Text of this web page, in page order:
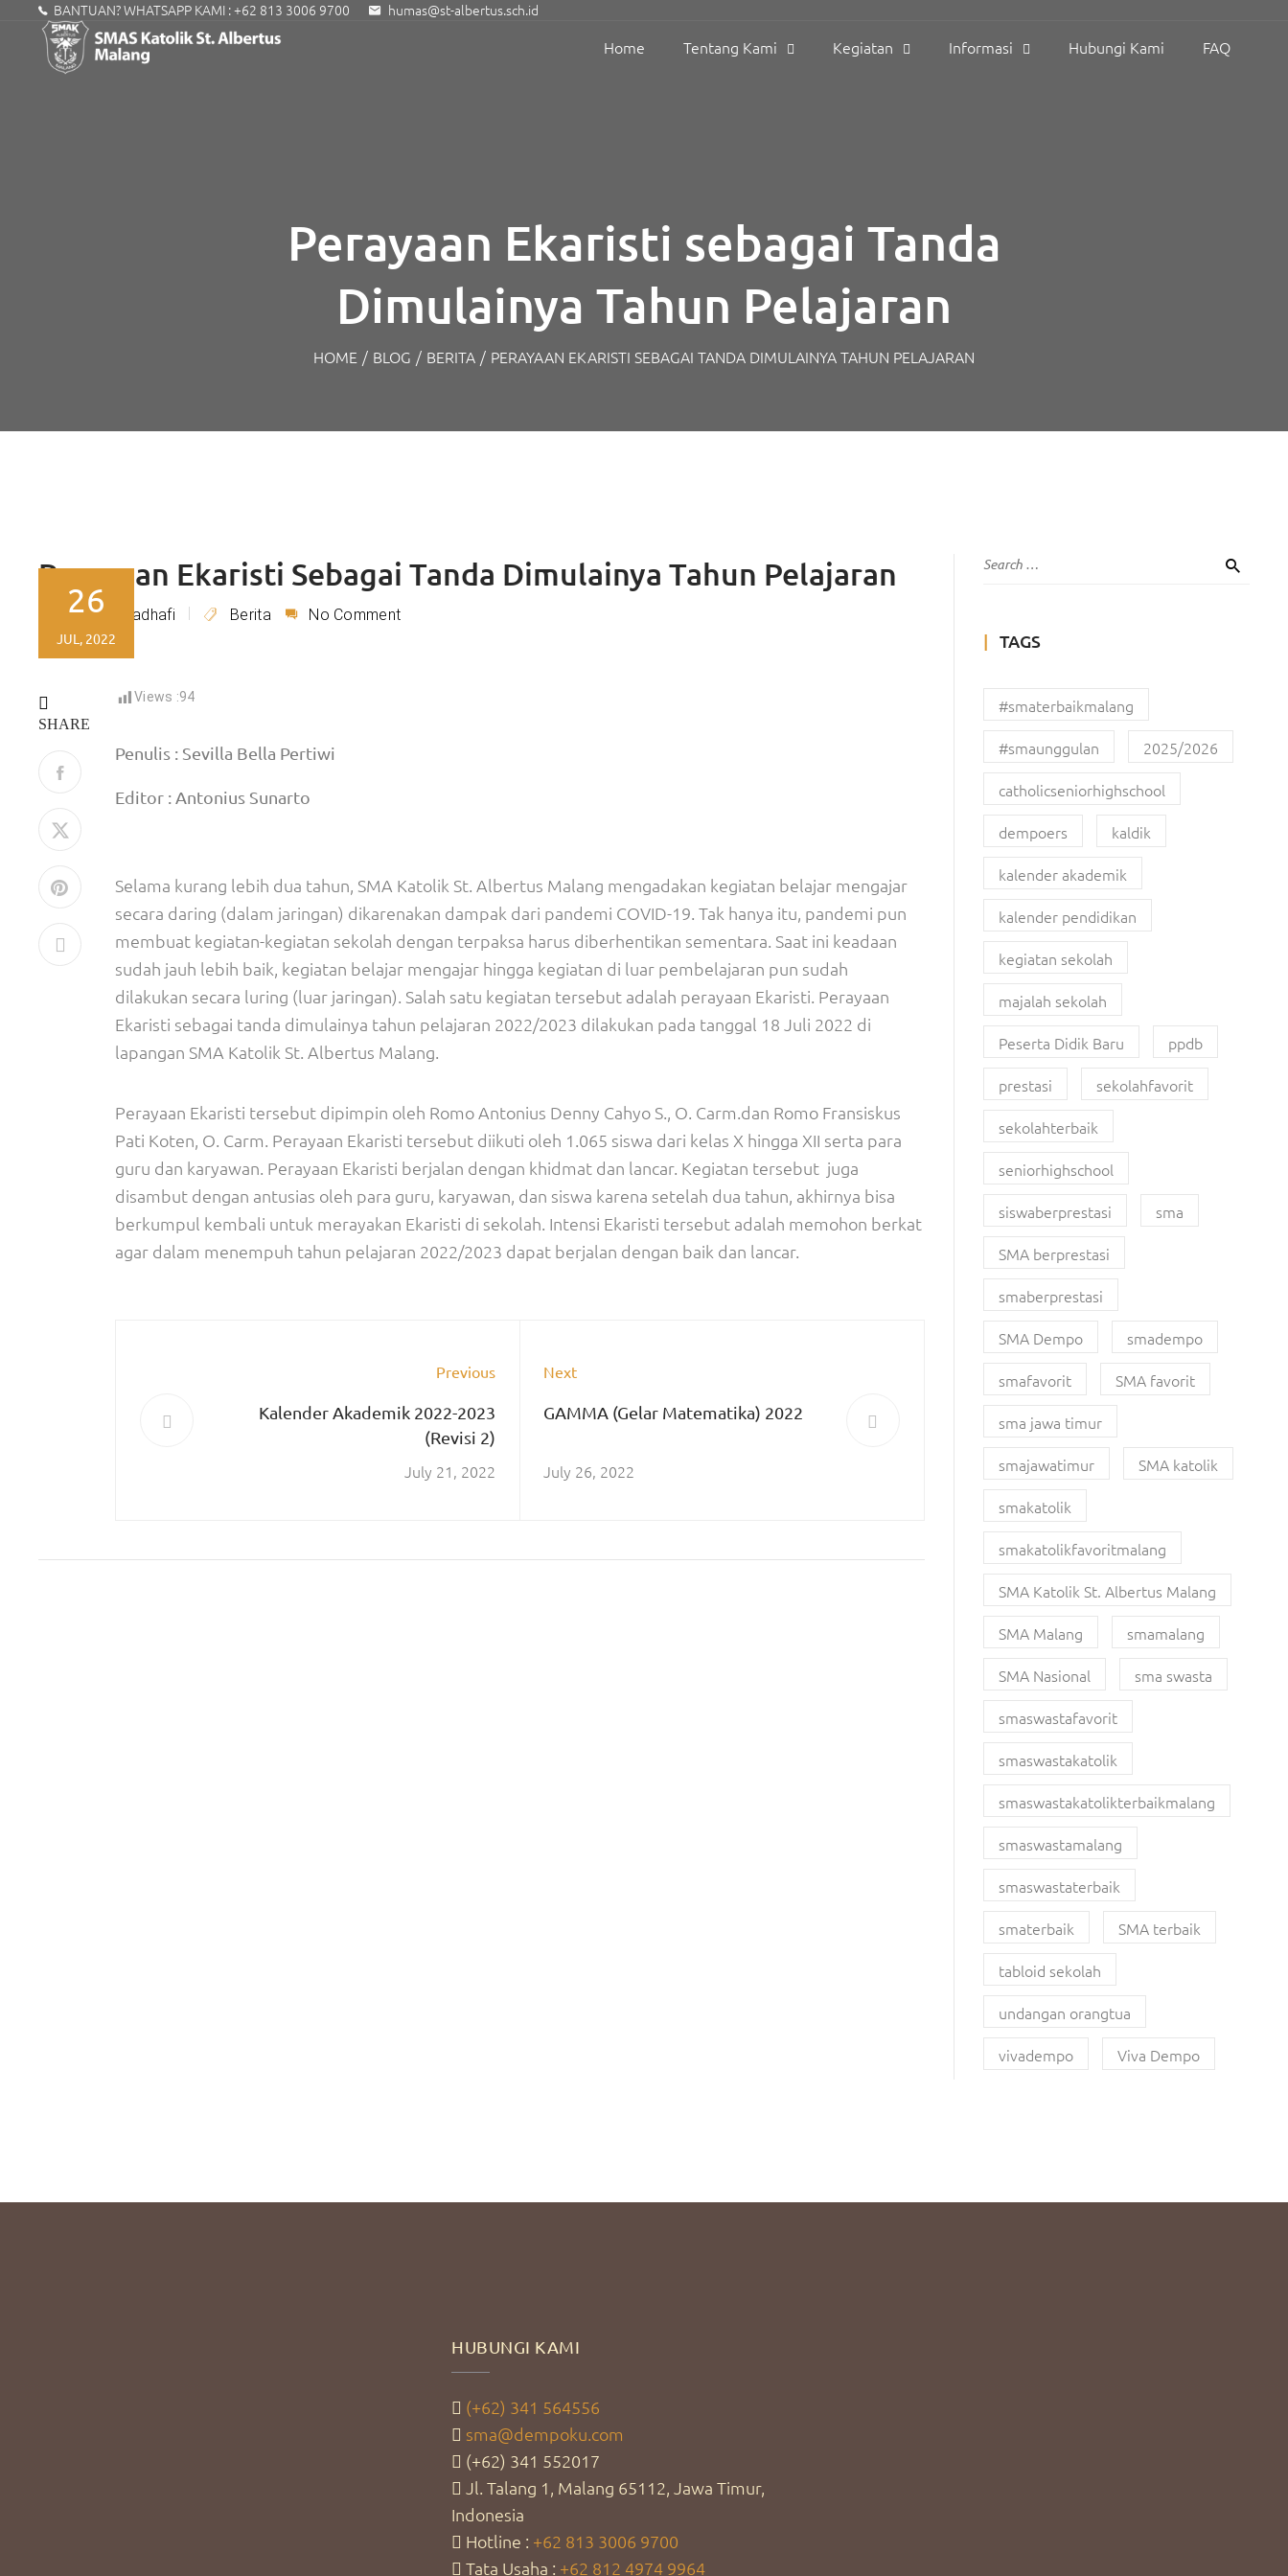
BANTUAN? WHATSAPP KAMI :+62 813 3006 9700 humas@st-albertus.sch.id
Home Tentang Kami Kegiatan Informasi Hubungi Kami FAQ
Perayaan Ekaristi sebagai Tanda
Dimulainya Tahun Pelajaran
HOME / BLOG / BERITA / PERAYAAN EKARISTI SEBAGAI TANDA DIMULAINYA TAHUN PELAJARAN
Perayaan Ekaristi Sebagai Tanda Dimulainya Tahun Pelajaran
By Rizky Kadhafi Berita No Comment
26
JUL, 2022
SHARE
Views :94
Penulis : Sevilla Bella Pertiwi
Editor : Antonius Sunarto
Selama kurang lebih dua tahun, SMA Katolik St. Albertus Malang mengadakan kegiatan belajar mengajar
secara daring (dalam jaringan) dikarenakan dampak dari pandemi COVID-19. Tak hanya itu, pandemi pun
membuat kegiatan-kegiatan sekolah dengan terpaksa harus diberhentikan sementara. Saat ini keadaan
sudah jauh lebih baik, kegiatan belajar mengajar hingga kegiatan di luar pembelajaran pun sudah
dilakukan secara luring (luar jaringan). Salah satu kegiatan tersebut adalah perayaan Ekaristi. Perayaan
Ekaristi sebagai tanda dimulainya tahun pelajaran 2022/2023 dilakukan pada tanggal 18 Juli 2022 di
lapangan SMA Katolik St. Albertus Malang.
Perayaan Ekaristi tersebut dipimpin oleh Romo Antonius Denny Cahyo S., O. Carm.dan Romo Fransiskus
Pati Koten, O. Carm. Perayaan Ekaristi tersebut diikuti oleh 1.065 siswa dari kelas X hingga XII serta para
guru dan karyawan. Perayaan Ekaristi berjalan dengan khidmat dan lancar. Kegiatan tersebut juga
disambut dengan antusias oleh para guru, karyawan, dan siswa karena setelah dua tahun, akhirnya bisa
berkumpul kembali untuk merayakan Ekaristi di sekolah. Intensi Ekaristi tersebut adalah memohon berkat
agar dalam menempuh tahun pelajaran 2022/2023 dapat berjalan dengan baik dan lancar.
Previous
Kalender Akademik 2022-2023
(Revisi 2)
July 21, 2022
Next
GAMMA (Gelar Matematika) 2022
July 26, 2022
TAGS
#smaterbaikmalang
#smaunggulan
2025/2026
catholicseniorhighschool
dempoers
kaldik
kalender akademik
kalender pendidikan
kegiatan sekolah
majalah sekolah
Peserta Didik Baru
ppdb
prestasi
sekolahfavorit
sekolahterbaik
seniorhighschool
siswaberprestasi
sma
SMA berprestasi
smaberprestasi
SMA Dempo
smadempo
smafavorit
SMA favorit
sma jawa timur
smajawatimur
SMA katolik
smakatolik
smakatolikfavoritmalang
SMA Katolik St. Albertus Malang
SMA Malang
smamalang
SMA Nasional
sma swasta
smaswastafavorit
smaswastakatolik
smaswastakatolikterbaikmalang
smaswastamalang
smaswastaterbaik
smaterbaik
SMA terbaik
tabloid sekolah
undangan orangtua
vivadempo
Viva Dempo
HUBUNGI KAMI
(+62) 341 564556
sma@dempoku.com
(+62) 341 552017
Jl. Talang 1, Malang 65112, Jawa Timur,
Indonesia
Hotline : +62 813 3006 9700
Tata Usaha : +62 812 4974 9964